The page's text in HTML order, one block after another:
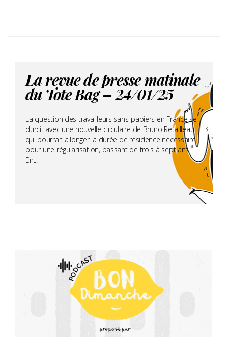
La revue de presse matinale
du Tote Bag – 24/01/25
La question des travailleurs sans-papiers en France se
durcit avec une nouvelle circulaire de Bruno Retailleau
qui pourrait allonger la durée de résidence nécessaire
pour une régularisation, passant de trois à sept ans.
En...